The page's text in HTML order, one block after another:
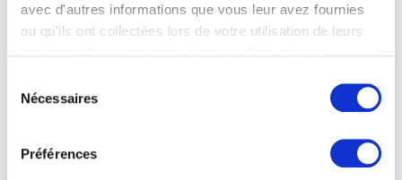
avec d'autres informations que vous leur avez fournies
ou qu'ils ont collectées lors de votre utilisation de leurs
Nécessaires
Préférences